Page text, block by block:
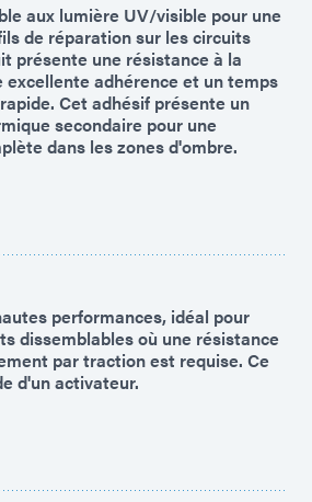
aux lumière UV/visible pour une
de réparation sur les circuits
présente une résistance à la
adhérence et un temps
Cet adhésif présente un
secondaire pour une
dans les zones d'ombre.
performances, idéal pour
dissemblables où une résistance
par traction est requise. Ce
d'un activateur.